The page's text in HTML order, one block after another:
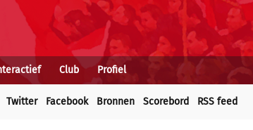
Club Profiel
Twitter Facebook Bronnen Scorebord RSS feed